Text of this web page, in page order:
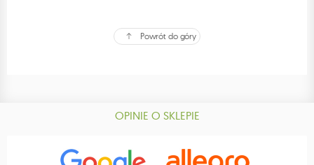
Powrót do góry
OPINIE O SKLEPIE